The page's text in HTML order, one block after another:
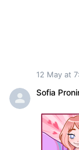
12 May at
Sofia